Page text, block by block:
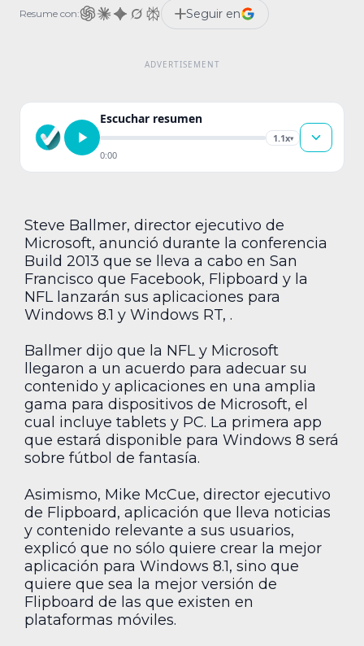
Microsoft llegaron a un acuerdo para
adecuar su contenido y aplicaciones en una
Resume con: Seguir en
Escuchar resumen
1.1x▾
0:00
Steve Ballmer, director ejecutivo de
Microsoft, anunció durante la conferencia
Build 2013 que se lleva a cabo en San
Francisco que Facebook, Flipboard y la
NFL lanzarán sus aplicaciones para
Windows 8.1 y Windows RT, .
Ballmer dijo que la NFL y Microsoft
llegaron a un acuerdo para adecuar su
contenido y aplicaciones en una amplia
gama para dispositivos de Microsoft, el
cual incluye tablets y PC. La primera app
que estará disponible para Windows 8 será
sobre fútbol de fantasía.
Asimismo, Mike McCue, director ejecutivo
de Flipboard, aplicación que lleva noticias
y contenido relevante a sus usuarios,
explicó que no sólo quiere crear la mejor
aplicación para Windows 8.1, sino que
quiere que sea la mejor versión de
Flipboard de las que existen en
plataformas móviles.